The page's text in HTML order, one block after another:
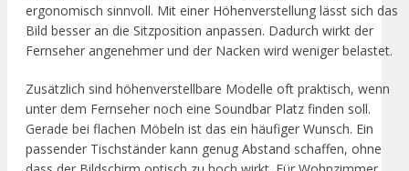
ergonomisch sinnvoll. Mit einer Höhenverstellung lässt sich das
Bild besser an die Sitzposition anpassen. Dadurch wirkt der
Fernseher angenehmer und der Nacken wird weniger belastet.
Zusätzlich sind höhenverstellbare Modelle oft praktisch, wenn
unter dem Fernseher noch eine Soundbar Platz finden soll.
Gerade bei flachen Möbeln ist das ein häufiger Wunsch. Ein
passender Tischständer kann genug Abstand schaffen, ohne